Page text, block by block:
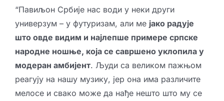
“Павиљон Србије нас води у неки други
универзум – у футуризам, али ме јако радује
што овде видим и најлепше примере српске
народне ношње, која се савршено уклопила у
модеран амбијент. Људи са великом пажњом
реагују на нашу музику, јер она има различите
мелосе и свако може да нађе нешто што му се